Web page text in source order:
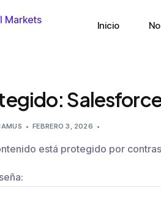
Inicio
FEBRERO 3, 2026
está protegido por